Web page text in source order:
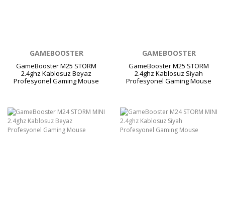
GAMEBOOSTER
GameBooster M25 STORM
2.4ghz Kablosuz Beyaz
Profesyonel Gaming Mouse
GAMEBOOSTER
GameBooster M25 STORM
2.4ghz Kablosuz Siyah
Profesyonel Gaming Mouse